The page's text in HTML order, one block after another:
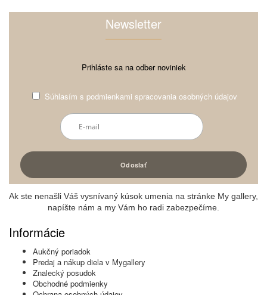
Newsletter
Prihláste sa na odber noviniek
Súhlasím s podmienkami spracovania osobných údajov
Ak ste nenašli Váš vysnívaný kúsok umenia na stránke My gallery,
napíšte nám a my Vám ho radi zabezpečíme.
Informácie
Aukčný poriadok
Predaj a nákup diela v Mygallery
Znalecký posudok
Obchodné podmienky